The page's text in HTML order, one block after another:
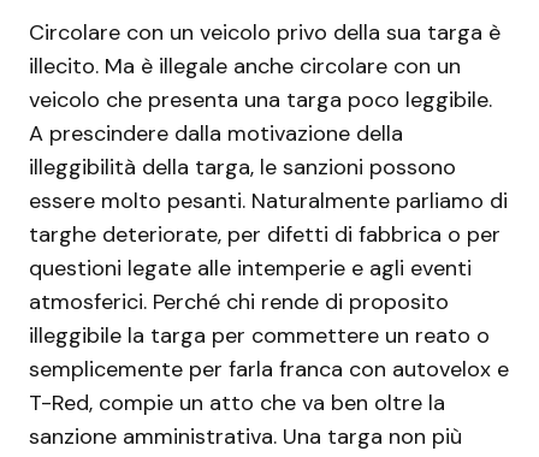
Circolare con un veicolo privo della sua targa è
illecito. Ma è illegale anche circolare con un
veicolo che presenta una targa poco leggibile.
A prescindere dalla motivazione della
illeggibilità della targa, le sanzioni possono
essere molto pesanti. Naturalmente parliamo di
targhe deteriorate, per difetti di fabbrica o per
questioni legate alle intemperie e agli eventi
atmosferici. Perché chi rende di proposito
illeggibile la targa per commettere un reato o
semplicemente per farla franca con autovelox e
T-Red, compie un atto che va ben oltre la
sanzione amministrativa. Una targa non più